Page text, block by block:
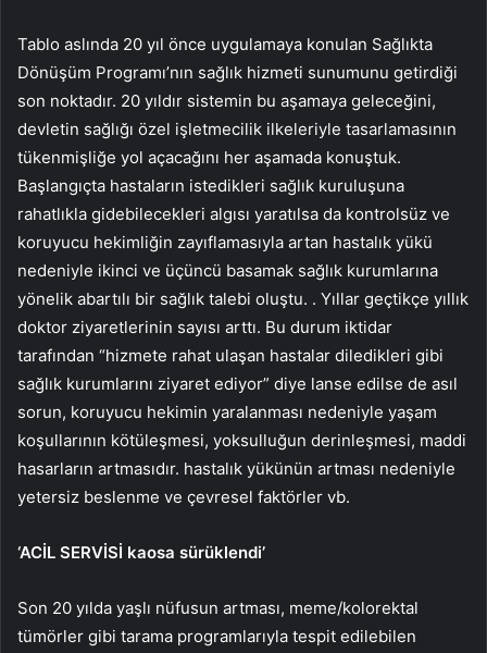
Tablo aslında 20 yıl önce uygulamaya konulan Sağlıkta
Dönüşüm Programı’nın sağlık hizmeti sunumunu getirdiği
son noktadır. 20 yıldır sistemin bu aşamaya geleceğini,
devletin sağlığı özel işletmecilik ilkeleriyle tasarlamasının
tükenmişliğe yol açacağını her aşamada konuştuk.
Başlangıçta hastaların istedikleri sağlık kuruluşuna
rahatlıkla gidebilecekleri algısı yaratılsa da kontrolsüz ve
koruyucu hekimliğin zayıflamasıyla artan hastalık yükü
nedeniyle ikinci ve üçüncü basamak sağlık kurumlarına
yönelik abartılı bir sağlık talebi oluştu. . Yıllar geçtikçe yıllık
doktor ziyaretlerinin sayısı arttı. Bu durum iktidar
tarafından “hizmete rahat ulaşan hastalar diledikleri gibi
sağlık kurumlarını ziyaret ediyor” diye lanse edilse de asıl
sorun, koruyucu hekimin yaralanması nedeniyle yaşam
koşullarının kötüleşmesi, yoksulluğun derinleşmesi, maddi
hasarların artmasıdır. hastalık yükünün artması nedeniyle
yetersiz beslenme ve çevresel faktörler vb.
‘ACİL SERVİSİ kaosa sürüklendi’
Son 20 yılda yaşlı nüfusun artması, meme/kolorektal
tümörler gibi tarama programlarıyla tespit edilebilen